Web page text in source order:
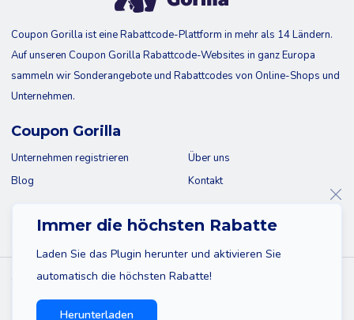
Immer die höchsten Rabatte
Laden Sie das Plugin herunter und aktivieren Sie
automatisch die höchsten Rabatte!
Herunterladen
Coupon Gorilla ist eine Rabattcode-Plattform in mehr als 14 Ländern.
Auf unseren Coupon Gorilla Rabattcode-Websites in ganz Europa
sammeln wir Sonderangebote und Rabattcodes von Online-Shops und
Unternehmen.
Coupon Gorilla
Unternehmen registrieren
Blog
Über uns
Kontakt
© 2026 Coupon Gorilla
Sitemap
Haftungsausschluss